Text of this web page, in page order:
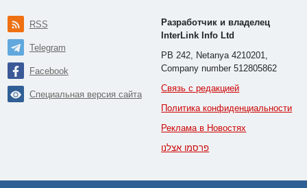
RSS
Telegram
Facebook
Специальная версия сайта
Разработчик и владелец
InterLink Info Ltd
PB 242, Netanya 4210201,
Company number 512805862
Связь с редакцией
Политика конфиденциальности
Реклама в Новостях
פרסמו אצלנו